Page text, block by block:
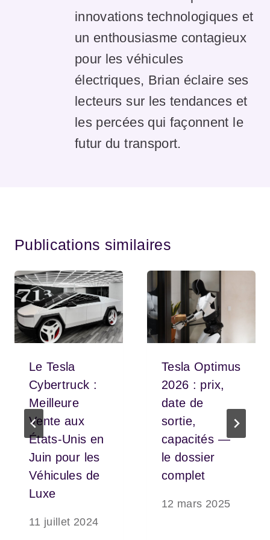
innovations technologiques et
un enthousiasme contagieux
pour les véhicules
électriques, Brian éclaire ses
lecteurs sur les tendances et
les percées qui façonnent le
futur du transport.
Publications similaires
Le Tesla
Cybertruck :
Meilleure
Vente aux
États-Unis en
Juin pour les
Véhicules de
Luxe
11 juillet 2024
Tesla Optimus
2026 : prix,
date de
sortie,
capacités —
le dossier
complet
12 mars 2025